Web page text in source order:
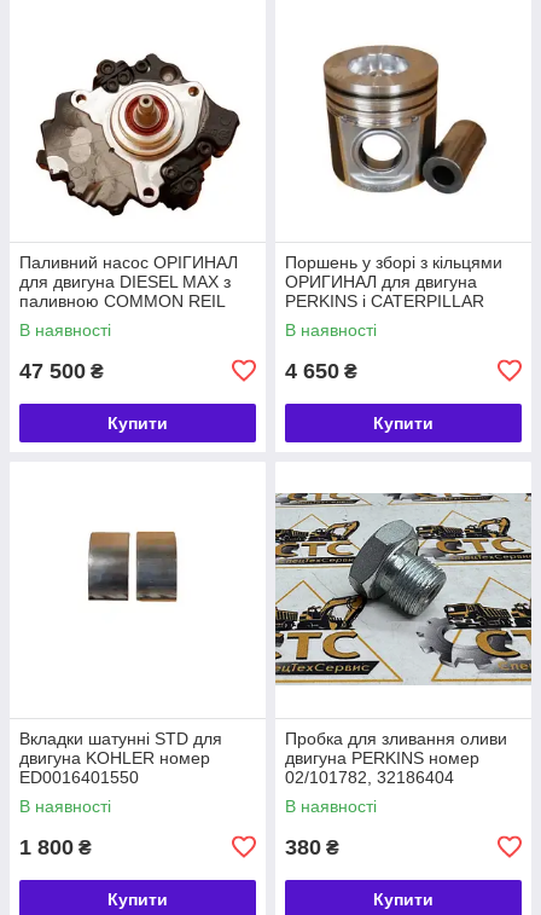
Паливний насос ОРІГИНАЛ
для двигуна DIESEL MAX з
паливною COMMON REIL
номер 320/06620, 28568252
В наявності
47 500 ₴
Купити
Поршень у зборі з кільцями
ОРИГИНАЛ для двигуна
PERKINS і CATERPILLAR
номер 4115P015, 225-5437
В наявності
4 650 ₴
Купити
Вкладки шатунні STD для
двигуна KOHLER номер
ED0016401550
В наявності
1 800 ₴
Купити
Пробка для зливання оливи
двигуна PERKINS номер
02/101782, 32186404
В наявності
380 ₴
Купити